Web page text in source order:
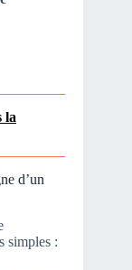
la
d’un
simples :